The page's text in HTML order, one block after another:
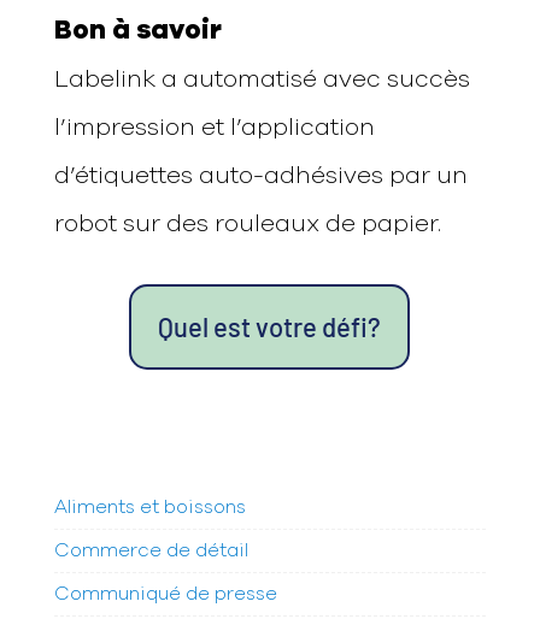
Bon à savoir
Labelink a automatisé avec succès
l’impression et l’application
d’étiquettes auto-adhésives par un
robot sur des rouleaux de papier.
Quel est votre défi?
Aliments et boissons
Commerce de détail
Communiqué de presse